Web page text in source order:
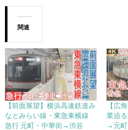
関連
【前面展望】横浜高速鉄道み
なとみらい線・東急東横線
急行 元町・中華街→渋谷
【広
業迫
→元町